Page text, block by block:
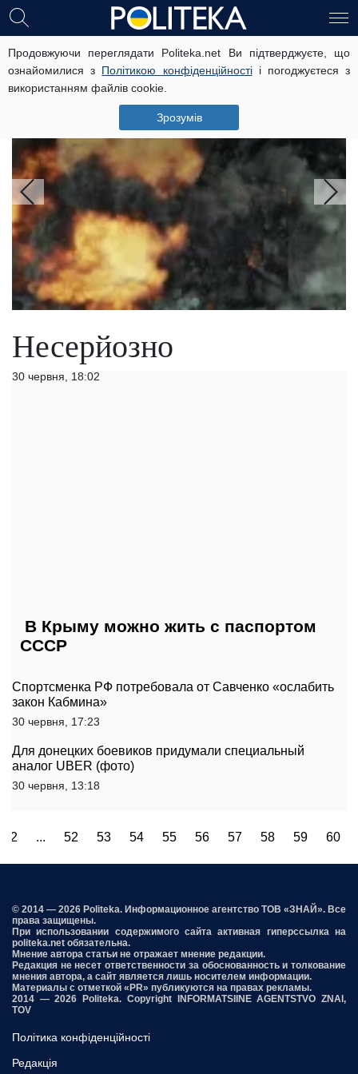
Продовжуючи переглядати Politeka.net Ви підтверджуєте, що
ознайомилися з Політикою конфіденційностіі погоджуєтеся з
використанням файлів cookie.
Зрозумів
Головні новини
Наради та боротьба силовиків:
експерт пояснив наслідки вибуху у
московському ресторані
Несерйозно
30 червня, 18:02
В Крыму можно жить с паспортом
СССР
Спортсменка РФ потребовала от Савченко «ослабить
закон Кабмина»
30 червня, 17:23
Для донецких боевиков придумали специальный
аналог UBER (фото)
30 червня, 13:18
2 ... 52 53 54 55 56 57 58 59 60
© 2014 — 2026 Politeka. Информационное агентство ТОВ «ЗНАЙ». Все
права защищены.
При использовании содержимого сайта активная гиперссылка на
politeka.net обязательна.
Мнение автора статьи не отражает мнение редакции.
Редакция не несет ответственности за обоснованность и толкование
мнения автора, а сайт является лишь носителем информации.
Материалы с отметкой «PR» публикуются на правах рекламы.
2014 — 2026 Politeka. Copyright INFORMATSIINE AGENTSTVO ZNAI,
TOV
Політика конфіденційності
Редакція